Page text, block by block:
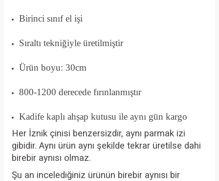
Birinci sınıf el işi
Sıraltı tekniğiyle üretilmiştir
Ürün boyu: 30cm
800-1200 derecede fırınlanmıştır
Kadife kaplı ahşap kutusu ile aynı gün kargo
Her İznik çinisi benzersizdir, aynı parmak izi
gibidir. Aynı ürün aynı şekilde tekrar üretilse dahi
birebir aynısı olmaz.
Şu an incelediğiniz ürünün birebir aynısı bir